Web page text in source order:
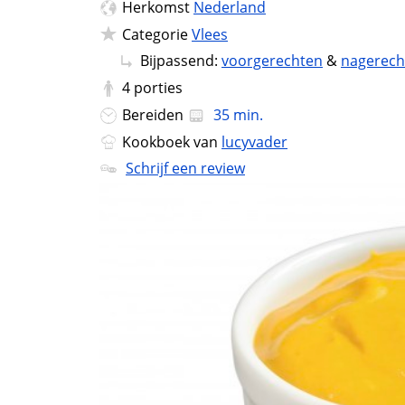
Herkomst Nederland
CategorieVlees
Bijpassend: voorgerechten &
4 porties
Bereiden
35 min.
Kookboek van lucyvader
Schrijf een review